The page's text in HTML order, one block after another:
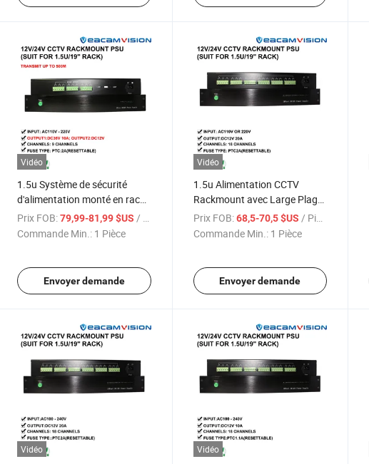
Vidéo
1.5u Système de sécurité
d'alimentation monté en rack
Transmet jusqu'à 500m Sortie
DC36V10A CCTV de sécurité
Prix FOB: 79,99-81,99 $US / Pièce
Commande Min.: 1 Pièce
Envoyer demande
Vidéo
1.5u Alimentation CCTV
Rackmount avec Large Plage
de Tension AC24V 20A
Alimentation Rackmount
Prix FOB: 68,5-70,5 $US / Pièce
Commande Min.: 1 Pièce
Envoyer demande
Vidéo Vidéo